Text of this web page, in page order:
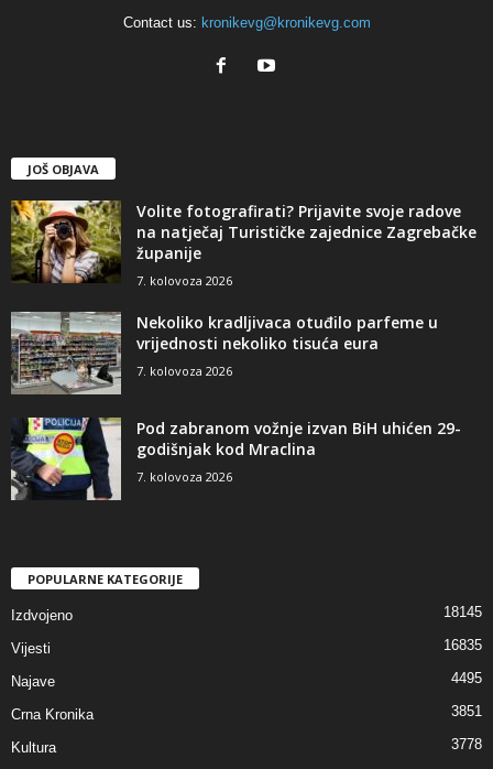
Contact us: kronikevg@kronikevg.com
JOŠ OBJAVA
Volite fotografirati? Prijavite svoje radove
na natječaj Turističke zajednice Zagrebačke
županije
7. kolovoza 2026
Nekoliko kradljivaca otuđilo parfeme u
vrijednosti nekoliko tisuća eura
7. kolovoza 2026
Pod zabranom vožnje izvan BiH uhićen 29-
godišnjak kod Mraclina
7. kolovoza 2026
POPULARNE KATEGORIJE
Izdvojeno 18145
Vijesti 16835
Najave 4495
Crna Kronika 3851
Kultura
3778